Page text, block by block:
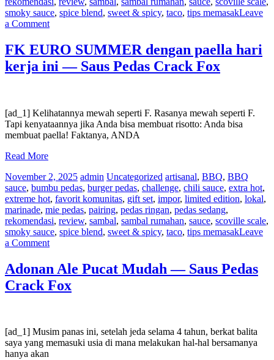
smoky sauce, spice blend, sweet & spicy, taco, tips memasakLeave
a Commenton
Piccadilli
bebas
gula
Crack
Fox
FK EURO SUMMER dengan paella hari
kerja ini — Saus Pedas Crack Fox
[ad_1] Kelihatannya mewah seperti F. Rasanya mewah seperti F.
Tapi kenyataannya jika Anda bisa membuat risotto: Anda bisa
membuat paella! Faktanya, ANDA
Read More
November 2, 2025 admin Uncategorized artisanal, BBQ, BBQ
sauce, bumbu pedas, burger pedas, challenge, chili sauce, extra hot,
extreme hot, favorit komunitas, gift set, impor, limited edition, lokal,
marinade, mie pedas, pairing, pedas ringan, pedas sedang,
rekomendasi, review, sambal, sambal rumahan, sauce, scoville scale,
smoky sauce, spice blend, sweet & spicy, taco, tips memasakLeave
a Commenton
EURO
SUMMER
dengan
ini
—
Adonan Ale Pucat Mudah — Saus Pedas
Crack Fox
[ad_1] Musim panas ini, setelah jeda selama 4 tahun, berkat balita
saya yang memasuki usia di mana melakukan hal-hal bersamanya
hanya akan